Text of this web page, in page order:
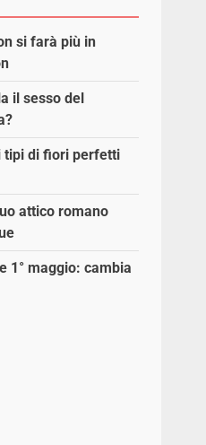
si farà più in
il sesso del
tipi di fiori perfetti
attico romano
1° maggio: cambia